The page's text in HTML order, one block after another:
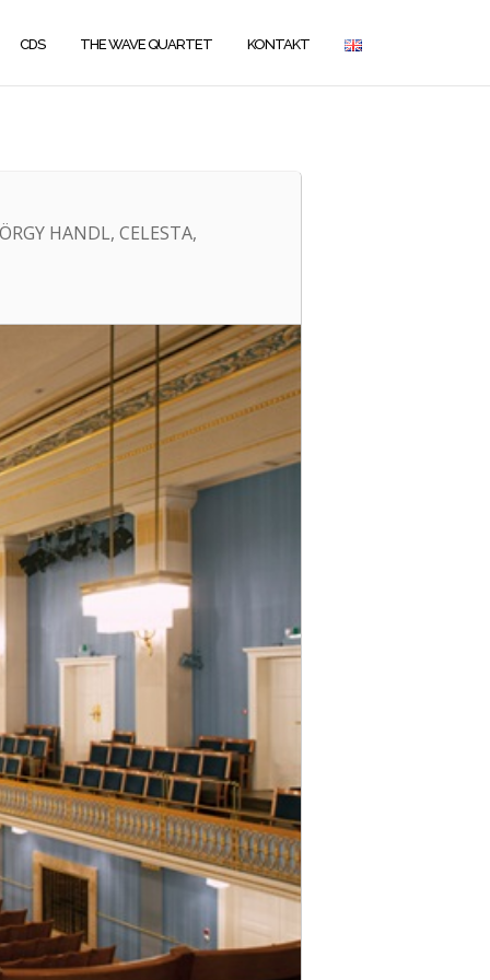
CDS THE WAVE QUARTET KONTAKT
HANDL, CELESTA,